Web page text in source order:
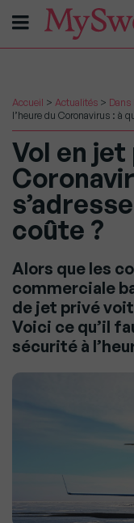
Accueil > Actualités > Dans
l’heure du Coronavirus : à
Vol en jet
coûte ?
Alors que les
commerciale
de jet privé
Voici ce qu’il
sécurité à